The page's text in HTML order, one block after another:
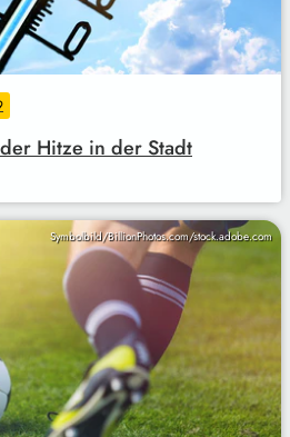
Hitze in der Stadt
Symbolbild/BillionPhotos.com/stock.adobe.com